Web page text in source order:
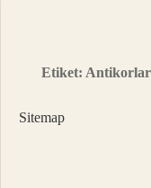
Etiket: Antikorlar
Sitemap